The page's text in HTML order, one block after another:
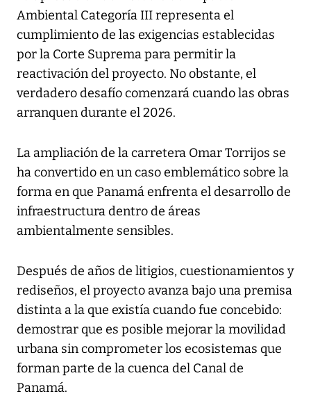
Ambiental Categoría III representa el
cumplimiento de las exigencias establecidas
por la Corte Suprema para permitir la
reactivación del proyecto. No obstante, el
verdadero desafío comenzará cuando las obras
arranquen durante el 2026.
La ampliación de la carretera Omar Torrijos se
ha convertido en un caso emblemático sobre la
forma en que Panamá enfrenta el desarrollo de
infraestructura dentro de áreas
ambientalmente sensibles.
Después de años de litigios, cuestionamientos y
rediseños, el proyecto avanza bajo una premisa
distinta a la que existía cuando fue concebido:
demostrar que es posible mejorar la movilidad
urbana sin comprometer los ecosistemas que
forman parte de la cuenca del Canal de
Panamá.